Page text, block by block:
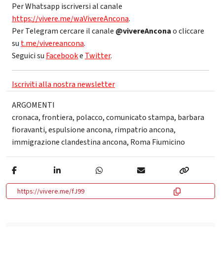
Per Whatsapp iscriversi al canale
https://vivere.me/waVivereAncona.
Per Telegram cercare il canale @vivereAnconao cliccare
su t.me/vivereancona.
Seguici su Facebooke Twitter.
Iscriviti alla nostra newsletter
ARGOMENTI
cronaca,frontiera, polacco,comunicato stampa, barbara
fioravanti,espulsione ancona, rimpatrio ancona,
immigrazione clandestina ancona, Roma Fiumicino
https://vivere.me/fJ99